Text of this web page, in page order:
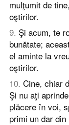
mulţumit de
oştirilor.
9. Şi acum, te
bunătate;
el aminte la
oştirilor.
10. Cine, chiar
Şi nu aţi
plăcere în voi,
primi un dar